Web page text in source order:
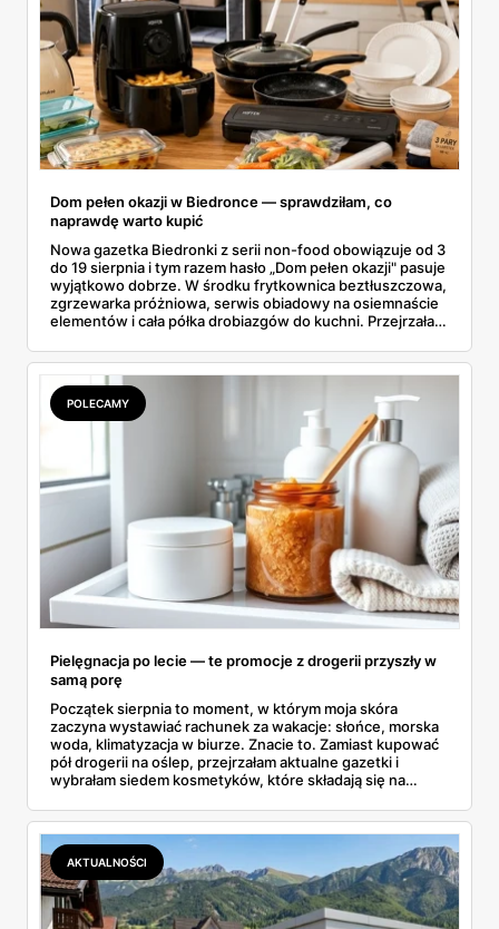
Dom pełen okazji w Biedronce — sprawdziłam, co
naprawdę warto kupić
Nowa gazetka Biedronki z serii non-food obowiązuje od 3
do 19 sierpnia i tym razem hasło „Dom pełen okazji" pasuje
wyjątkowo dobrze. W środku frytkownica beztłuszczowa,
zgrzewarka próżniowa, serwis obiadowy na osiemnaście
elementów i cała półka drobiazgów do kuchni. Przejrzałam
się przy półce z samego rana.
POLECAMY
Pielęgnacja po lecie — te promocje z drogerii przyszły w
samą porę
Początek sierpnia to moment, w którym moja skóra
zaczyna wystawiać rachunek za wakacje: słońce, morska
woda, klimatyzacja w biurze. Znacie to. Zamiast kupować
pół drogerii na oślep, przejrzałam aktualne gazetki i
wybrałam siedem kosmetyków, które składają się na
dermokosmetyki Vichy. Wszystkie ceny sprawdziłam w
ofertach, terminy też.
AKTUALNOŚCI